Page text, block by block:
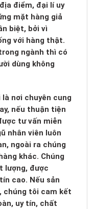
điểm, đại lí uy
mặt hàng giả
biệt, bởi vì
với hàng thật.
ngành thì có
dùng không
nơi chuyên cung
nếu thuận tiện
tư vấn miễn
nhân viên luôn
ngoài ra chúng
khác. Chúng
lượng, được
cao. Nếu sản
chúng tôi cam kết
uy tín, chất